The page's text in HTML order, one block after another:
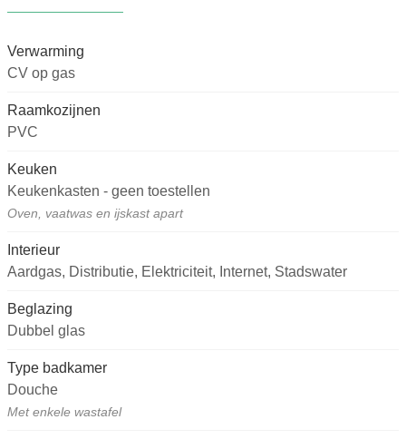
Verwarming
CV op gas
Raamkozijnen
PVC
Keuken
Keukenkasten - geen toestellen
Oven, vaatwas en ijskast apart
Interieur
Aardgas, Distributie, Elektriciteit, Internet, Stadswater
Beglazing
Dubbel glas
Type badkamer
Douche
Met enkele wastafel